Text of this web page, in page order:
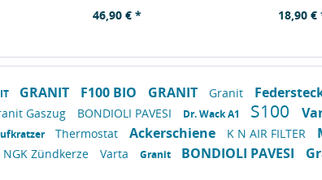
46,90 € * 18,90 €
GRANIT F100 BIO GRANIT Granit
Gaszug BONDIOLI PAVESI Dr. Wack A1 S100
Thermostat Ackerschiene K N AIR FILTER
NGK Zündkerze Varta Granit BONDIOLI PAVESI